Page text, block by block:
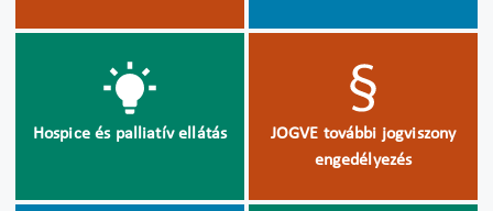
Hospice és palliatív ellátás
JOGVE további jogviszony
engedélyezés